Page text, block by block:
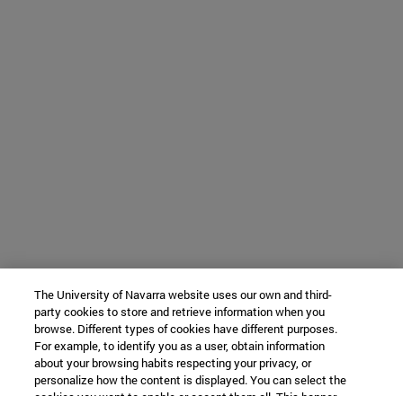
The University of Navarra website uses our own and third-
party cookies to store and retrieve information when you
browse. Different types of cookies have different purposes.
For example, to identify you as a user, obtain information
about your browsing habits respecting your privacy, or
personalize how the content is displayed. You can select the